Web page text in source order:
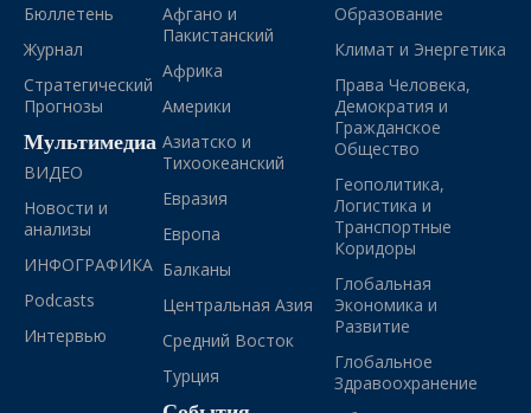
Бюллетень
Журнал
Стратегический
Прогнозы
Мультимедиа
ВИДЕО
Новости и
анализы
ИНФОГРАФИКА
Podcasts
Интервью
Афгано и
Пакистанский
Африка
Америки
Азиатско и
Тихоокеанский
Евразия
Европа
Балканы
Центральная Азия
Средний Восток
Турция
Образование
Климат и Энергетика
Права Человека,
Демократия и
Гражданское
Общество
Геополитика,
Логистика и
Транспортные
Коридоры
Глобальная
Экономика и
Развитие
Глобальное
Здравоохранение